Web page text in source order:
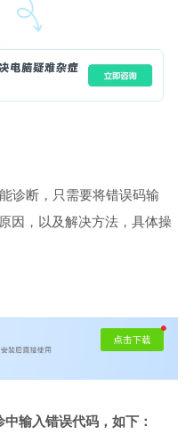
诊断，只需要将错误码输
因，以及解决方法，具体操
输入错误代码，如下：